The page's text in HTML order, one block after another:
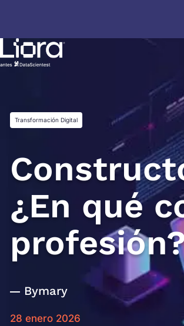
contenido
Transformación Digital
¿En qué
Bymary
28 enero 2026